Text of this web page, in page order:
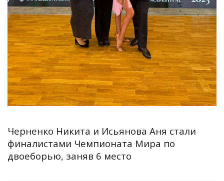
Черненко Никита и Исьянова Аня стали
финалистами Чемпионата Мира по
двоеборью, заняв 6 место